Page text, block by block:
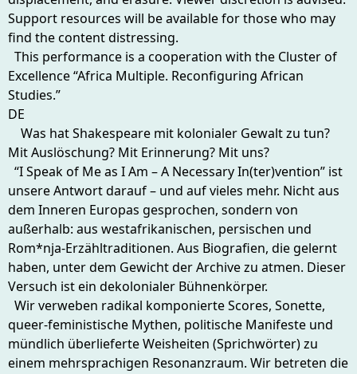
Support resources will be available for those who may
find the content distressing.
This performance is a cooperation with the Cluster of
Excellence “Africa Multiple. Reconfiguring African
Studies.”
DE
Was hat Shakespeare mit kolonialer Gewalt zu tun?
Mit Auslöschung? Mit Erinnerung? Mit uns?
“I Speak of Me as I Am – A Necessary In(ter)vention” ist
unsere Antwort darauf – und auf vieles mehr. Nicht aus
dem Inneren Europas gesprochen, sondern von
außerhalb: aus westafrikanischen, persischen und
Rom*nja-Erzähltraditionen. Aus Biografien, die gelernt
haben, unter dem Gewicht der Archive zu atmen. Dieser
Versuch ist ein dekolonialer Bühnenkörper.
Wir verweben radikal komponierte Scores, Sonette,
queer-feministische Mythen, politische Manifeste und
mündlich überlieferte Weisheiten (Sprichwörter) zu
einem mehrsprachigen Resonanzraum. Wir betreten die